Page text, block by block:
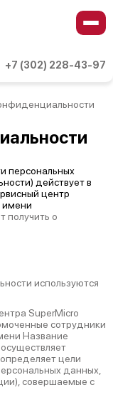
+7 (302) 228-43-97
персональных
действует в
центр
имени
получить о
используются
SuperMicro
сотрудники
Название
цели
данных,
совершаемые с